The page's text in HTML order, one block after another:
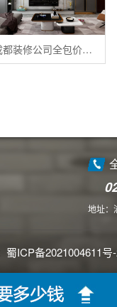
成都装修公司全包价格 成都全包装修多少钱一平
地址：
蜀ICP备2021004611号